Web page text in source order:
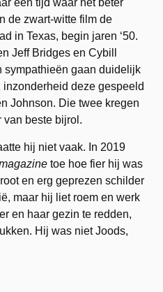
een tijd waar het beter
de zwart-witte film de
in Texas, begin jaren ‘50.
Jeff Bridges en Cybill
sympathieën gaan duidelijk
deze gespeeld
Johnson. Die twee kregen
van beste bijrol.
hij niet vaak. In 2019
toe hoe fier hij was
en erg geprezen schilder
maar hij liet roem en werk
en haar gezin te redden,
Hij was niet Joods,